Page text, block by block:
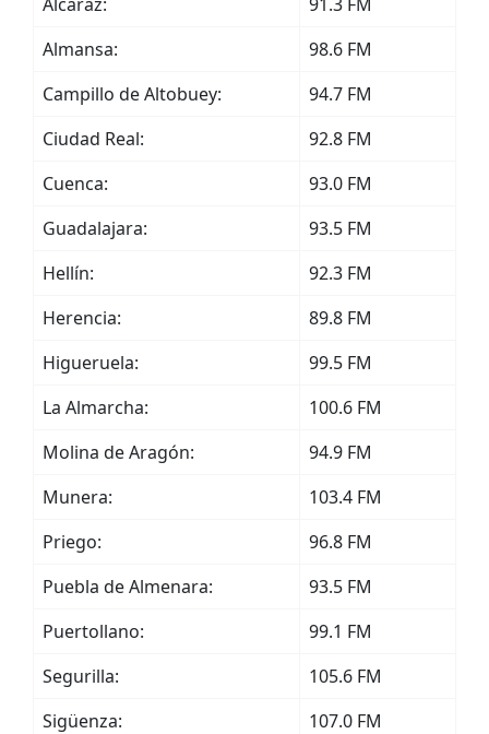
Almansa:
98.6 FM
Campillo de Altobuey:
94.7 FM
Ciudad Real:
92.8 FM
Cuenca:
93.0 FM
Guadalajara:
93.5 FM
Hellín:
92.3 FM
Herencia:
89.8 FM
Higueruela:
99.5 FM
La Almarcha:
100.6 FM
Molina de Aragón:
94.9 FM
Munera:
103.4 FM
Priego:
96.8 FM
Puebla de Almenara:
93.5 FM
Puertollano:
99.1 FM
Segurilla:
105.6 FM
Sigüenza:
107.0 FM